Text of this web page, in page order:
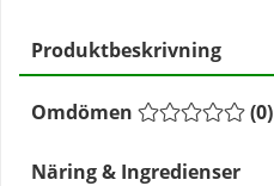
Produktbeskrivning
Omdömen (0)
Näring & Ingredienser